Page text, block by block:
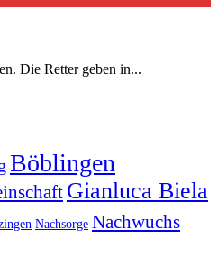
Die Retter geben in...
Böblingen
Gianluca Biela
Nachsorge Nachwuchs